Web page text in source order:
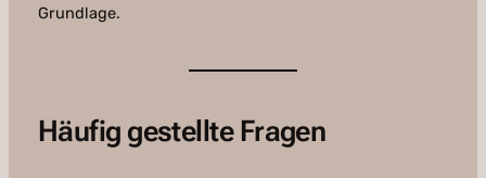
Grundlage.
Häufig gestellte Fragen